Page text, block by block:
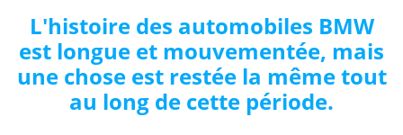
L'histoire des automobiles BMW
est longue et mouvementée, mais
une chose est restée la même tout
au long de cette période.